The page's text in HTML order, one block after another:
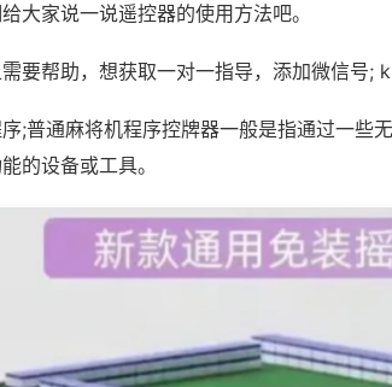
大家说一说遥控器的使用方法吧。
要帮助，想获取一对一指导，添加微信号;
;普通麻将机程序控牌器一般是指通过一些
的设备或工具。